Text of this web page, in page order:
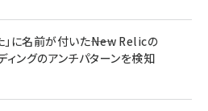
に名前が付いた――New Relicの
ングのアンチパターンを検知